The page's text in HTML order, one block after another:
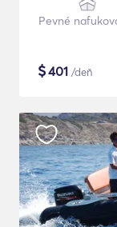
Pevné
$401 /deň